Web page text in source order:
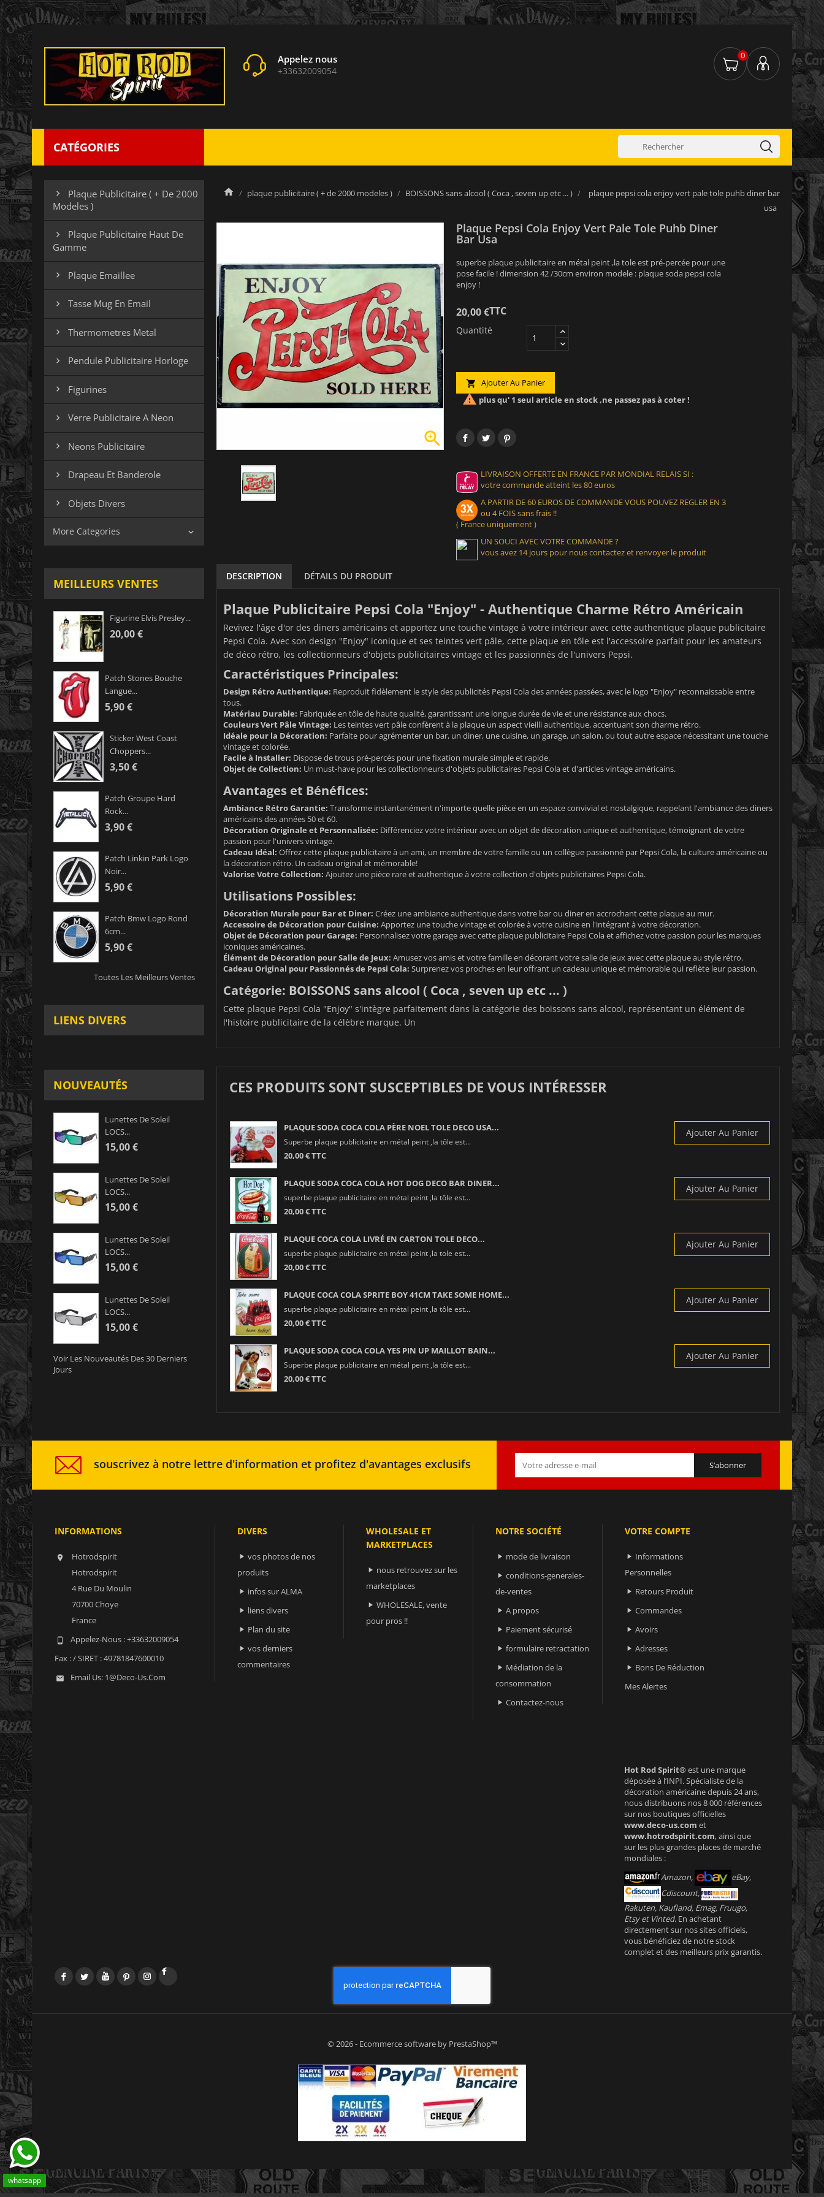
Appelez nous
+33632009054
0
CATÉGORIES

Plaque Publicitaire ( + De 2000
Modeles )

Plaque Publicitaire Haut De
Gamme
 Plaque Emaillee
 Tasse Mug En Email
 Thermometres Metal
 Pendule Publicitaire Horloge
 Figurines
 Verre Publicitaire A Neon
 Neons Publicitaire
 Drapeau Et Banderole
 Objets Divers
More Categories 
MEILLEURS VENTES
Figurine Elvis Presley...
20,00 €
Patch Stones Bouche
Langue...
5,90 €
Sticker West Coast
Choppers...
3,50 €
Patch Groupe Hard
Rock...
3,90 €
Patch Linkin Park Logo
Noir...
5,90 €
Patch Bmw Logo Rond
6cm...
5,90 €
Toutes Les Meilleurs Ventes
LIENS DIVERS
NOUVEAUTÉS
Lunettes De Soleil
LOCS...
15,00 €
Lunettes De Soleil
LOCS...
15,00 €
Lunettes De Soleil
LOCS...
15,00 €
Lunettes De Soleil
LOCS...
15,00 €
Voir Les Nouveautés Des 30 Derniers
Jours
plaque publicitaire ( + de 2000 modeles ) BOISSONS sans alcool ( Coca , seven up etc ... )
plaque pepsi cola enjoy vert pale tole puhb diner bar
usa

Plaque Pepsi Cola Enjoy Vert Pale Tole Puhb Diner
Bar Usa
superbe plaque publicitaire en métal peint ,la tole est pré-percée pour une
pose facile ! dimension 42 /30cm environ modele : plaque soda pepsi cola
enjoy !
20,00 €TTC
Quantité
 Ajouter Au Panier
 plus qu' 1 seul article en stock ,ne passez pas à coter !
LIVRAISON OFFERTE EN FRANCE PAR MONDIAL RELAIS SI :
votre commande atteint les 80 euros
A PARTIR DE 60 EUROS DE COMMANDE VOUS POUVEZ REGLER EN 3
ou 4 FOIS sans frais !!
( France uniquement )
UN SOUCI AVEC VOTRE COMMANDE ?
vous avez 14 jours pour nous contactez et renvoyer le produit
DESCRIPTION DÉTAILS DU PRODUIT
Plaque Publicitaire Pepsi Cola "Enjoy" - Authentique Charme Rétro Américain
Revivez l'âge d'or des diners américains et apportez une touche vintage à votre intérieur avec cette authentique plaque publicitaire
Pepsi Cola. Avec son design "Enjoy" iconique et ses teintes vert pâle, cette plaque en tôle est l'accessoire parfait pour les amateurs
de déco rétro, les collectionneurs d'objets publicitaires vintage et les passionnés de l'univers Pepsi.
Caractéristiques Principales:
Design Rétro Authentique: Reproduit fidèlement le style des publicités Pepsi Cola des années passées, avec le logo "Enjoy" reconnaissable entre
tous.
Matériau Durable: Fabriquée en tôle de haute qualité, garantissant une longue durée de vie et une résistance aux chocs.
Couleurs Vert Pâle Vintage: Les teintes vert pâle confèrent à la plaque un aspect vieilli authentique, accentuant son charme rétro.
Idéale pour la Décoration: Parfaite pour agrémenter un bar, un diner, une cuisine, un garage, un salon, ou tout autre espace nécessitant une touche
vintage et colorée.
Facile à Installer: Dispose de trous pré-percés pour une fixation murale simple et rapide.
Objet de Collection: Un must-have pour les collectionneurs d'objets publicitaires Pepsi Cola et d'articles vintage américains.
Avantages et Bénéfices:
Ambiance Rétro Garantie: Transforme instantanément n'importe quelle pièce en un espace convivial et nostalgique, rappelant l'ambiance des diners
américains des années 50 et 60.
Décoration Originale et Personnalisée: Différenciez votre intérieur avec un objet de décoration unique et authentique, témoignant de votre
passion pour l'univers vintage.
Cadeau Idéal: Offrez cette plaque publicitaire à un ami, un membre de votre famille ou un collègue passionné par Pepsi Cola, la culture américaine ou
la décoration rétro. Un cadeau original et mémorable!
Valorise Votre Collection: Ajoutez une pièce rare et authentique à votre collection d'objets publicitaires Pepsi Cola.
Utilisations Possibles:
Décoration Murale pour Bar et Diner: Créez une ambiance authentique dans votre bar ou diner en accrochant cette plaque au mur.
Accessoire de Décoration pour Cuisine: Apportez une touche vintage et colorée à votre cuisine en l'intégrant à votre décoration.
Objet de Décoration pour Garage: Personnalisez votre garage avec cette plaque publicitaire Pepsi Cola et affichez votre passion pour les marques
iconiques américaines.
Élément de Décoration pour Salle de Jeux: Amusez vos amis et votre famille en décorant votre salle de jeux avec cette plaque au style rétro.
Cadeau Original pour Passionnés de Pepsi Cola: Surprenez vos proches en leur offrant un cadeau unique et mémorable qui reflète leur passion.
Catégorie: BOISSONS sans alcool ( Coca , seven up etc ... )
Cette plaque Pepsi Cola "Enjoy" s'intègre parfaitement dans la catégorie des boissons sans alcool, représentant un élément de
l'histoire publicitaire de la célèbre marque. Un
CES PRODUITS SONT SUSCEPTIBLES DE VOUS INTÉRESSER
PLAQUE SODA COCA COLA PÈRE NOEL TOLE DECO USA...
Superbe plaque publicitaire en métal peint ,la tôle est...
20,00 € TTC
Ajouter Au Panier
PLAQUE SODA COCA COLA HOT DOG DECO BAR DINER...
superbe plaque publicitaire en métal peint ,la tôle est...
20,00 € TTC
Ajouter Au Panier
PLAQUE COCA COLA LIVRÉ EN CARTON TOLE DECO...
superbe plaque publicitaire en métal peint ,la tole est...
20,00 € TTC
Ajouter Au Panier
PLAQUE COCA COLA SPRITE BOY 41CM TAKE SOME HOME...
superbe plaque publicitaire en métal peint ,la tôle est...
20,00 € TTC
Ajouter Au Panier
PLAQUE SODA COCA COLA YES PIN UP MAILLOT BAIN...
Superbe plaque publicitaire en métal peint ,la tôle est...
20,00 € TTC
Ajouter Au Panier
souscrivez à notre lettre d'information et profitez d'avantages exclusifs
INFORMATIONS

Hotrodspirit
Hotrodspirit
4 Rue Du Moulin
70700 Choye
France
 Appelez-Nous :+33632009054
Fax :/ SIRET : 49781847600010
 Email Us: 1@deco-Us.com
DIVERS
 vos photos de nos
produits
 infos sur ALMA
 liens divers
 Plan du site
 vos derniers
commentaires
WHOLESALE ET
MARKETPLACES
 nous retrouvez sur les
marketplaces
 WHOLESALE, vente
pour pros !!
NOTRE SOCIÉTÉ
 mode de livraison
 conditions-generales-
de-ventes
 A propos
 Paiement sécurisé
 formulaire retractation
 Médiation de la
consommation
 Contactez-nous
VOTRE COMPTE
 Informations
Personnelles
 Retours Produit
 Commandes
 Avoirs
 Adresses
 Bons De Réduction
Mes Alertes
Hot Rod Spirit®est une marque
déposée à l’INPI. Spécialiste de la
décoration américaine depuis 24 ans,
nous distribuons nos 8 000 références
sur nos boutiques officielles
www.deco-us.com et
www.hotrodspirit.com, ainsi que
sur les plus grandes places de marché
mondiales :
Amazon,
eBay,
Cdiscount,
Rakuten, Kaufland, Emag, Fruugo,
Etsy et Vinted. En achetant
directement sur nos sites officiels,
vous bénéficiez de notre stock
complet et des meilleurs prix garantis.
FacebookTwitterYouTubePinterestInstagram
whatsapp
© 2026 - Ecommerce software by PrestaShop™